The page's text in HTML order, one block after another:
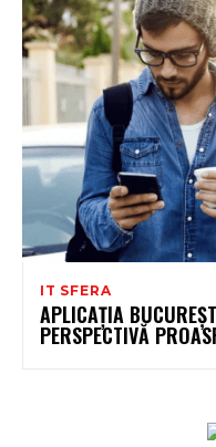
IT SFERA
APLICAȚIA
PERSPECTIVĂ